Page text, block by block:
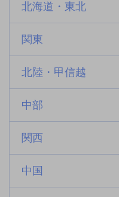
北海道・東北
関東
北陸・甲信越
中部
関西
中国